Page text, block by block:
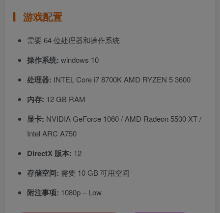
游戏配置
需要 64 位处理器和操作系统
操作系统: windows 10
处理器: INTEL Core i7 8700K AMD RYZEN 5 3600
内存: 12 GB RAM
显卡: NVIDIA GeForce 1060 / AMD Radeon 5500 XT /
Intel ARC A750
DirectX 版本: 12
存储空间: 需要 10 GB 可用空间
附注事项: 1080p – Low